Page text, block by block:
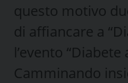
questo motivo
di affiancare a
l’evento
Camminando